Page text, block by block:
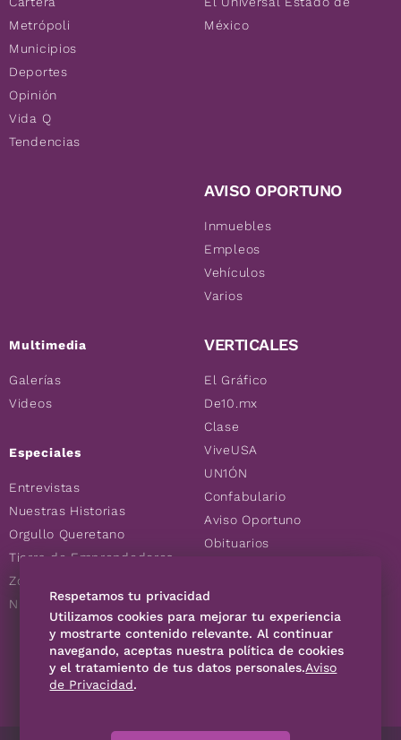
Metrópoli
Municipios
Deportes
Opinión
Vida Q
Tendencias
Multimedia
Galerías
Videos
Especiales
Entrevistas
Nuestras Historias
Orgullo Queretano
Tierra de Emprendedores
Zoociales
Nuevos Queretanos
México
AVISO OPORTUNO
Inmuebles
Empleos
Vehículos
Varios
VERTICALES
El Gráfico
De10.mx
Clase
ViveUSA
UN1ÓN
Confabulario
Aviso Oportuno
Obituarios
Consultas
SÍGUENOS
Respetamos tu privacidad
Utilizamos cookies para mejorar tu experiencia
y mostrarte contenido relevante. Al continuar
navegando, aceptas nuestra política de cookies
y el tratamiento de tus datos personales.Aviso
de Privacidad.